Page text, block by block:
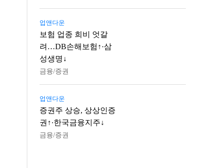
업앤다운
보험 업종 희비 엇갈
려…DB손해보험↑·삼
성생명↓
금융/증권
업앤다운
증권주 상승, 상상인증
권↑·한국금융지주↓
금융/증권